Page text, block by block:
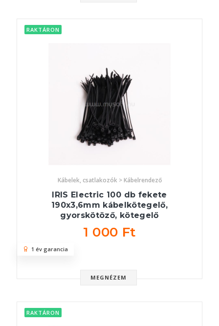
RAKTÁRON
Kábelek, csatlakozók > Kábelrendező
IRIS Electric 100 db fekete
190x3,6mm kábelkötegelő,
gyorskötöző, kötegelő
1 000 Ft
MEGNÉZEM
1 év garancia
RAKTÁRON